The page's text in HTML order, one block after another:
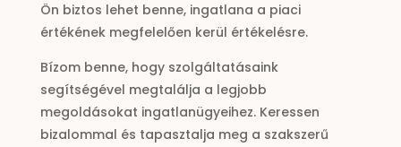
Ön biztos lehet benne, ingatlana a piaci
értékének megfelelően kerül értékelésre.
Bízom benne, hogy szolgáltatásaink
segítségével megtalálja a legjobb
megoldásokat ingatlanügyeihez. Keressen
bizalommal és tapasztalja meg a szakszerű